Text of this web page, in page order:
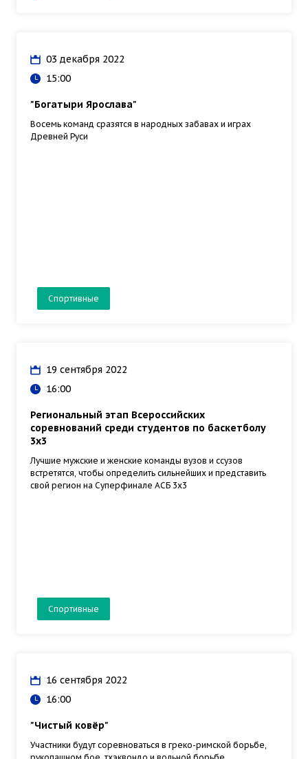
03 декабря 2022
15:00
"Богатыри Ярослава"
Восемь команд сразятся в народных забавах и играх
Древней Руси
Спортивные
19 сентября 2022
16:00
Региональный этап​ Всероссийских
соревнований среди студентов по баскетболу
3х3
Лучшие мужские и женские команды вузов и ссузов
встретятся, чтобы определить сильнейших и представить
свой регион на Суперфинале АСБ 3х3
Спортивные
16 сентября 2022
16:00
"Чистый ковёр"
Участники будут соревноваться в греко-римской борьбе,